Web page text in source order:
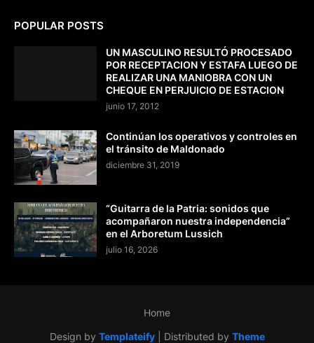
POPULAR POSTS
UN MASCULINO RESULTÓ PROCESADO
POR RECEPTACION Y ESTAFA LUEGO DE
REALIZAR UNA MANIOBRA CON UN
CHEQUE EN PERJUICIO DE ESTACION
junio 17, 2012
Continúan los operativos y controles en
el tránsito de Maldonado
diciembre 31, 2019
“Guitarra de la Patria: sonidos que
acompañaron nuestra independencia”
en el Arboretum Lussich
julio 16, 2026
Design by Templateify| Distributed by Theme
Home